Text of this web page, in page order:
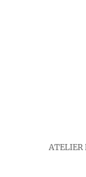
ATELIER